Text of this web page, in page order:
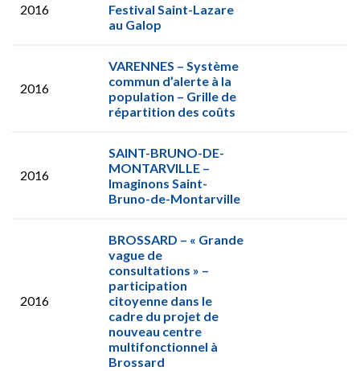
2016
Festival Saint-Lazare
au Galop
2016
VARENNES – Système
commun d’alerte à la
population – Grille de
répartition des coûts
2016
SAINT-BRUNO-DE-
MONTARVILLE –
Imaginons Saint-
Bruno-de-Montarville
2016
BROSSARD – « Grande
vague de
consultations » –
participation
citoyenne dans le
cadre du projet de
nouveau centre
multifonctionnel à
Brossard